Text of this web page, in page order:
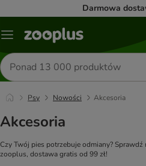
Darmowa
Menu
Szukaj
produktów
Psy Nowości Akcesoria
Akcesoria
Czy Twój pies potrzebuje odmiany?
zooplus, dostawa gratis od 99 zł!